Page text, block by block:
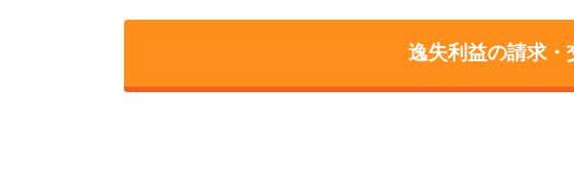
逸失利益の請求・